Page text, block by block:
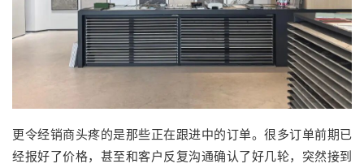
更令经销商头疼的是那些正在跟进中的订单。很多订单前期已
经报好了价格，甚至和客户反复沟通确认了好几轮，突然接到